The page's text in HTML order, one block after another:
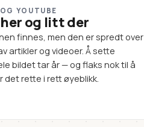
YOUTUBE
og litt der
finnes, men den er spredt over
artikler og videoer. Å sette
bildet tar år — og flaks nok til å
det rette i rett øyeblikk.